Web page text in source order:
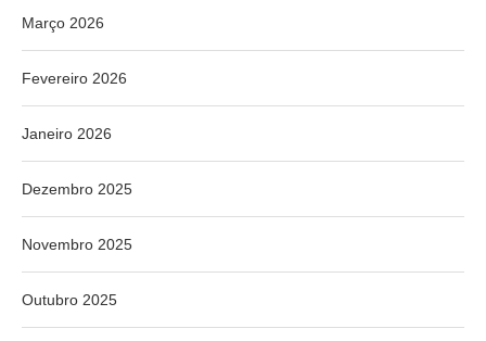
Março 2026
Fevereiro 2026
Janeiro 2026
Dezembro 2025
Novembro 2025
Outubro 2025